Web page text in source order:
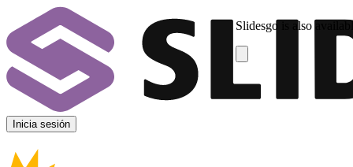
Slidesgo is also
Inicia sesión